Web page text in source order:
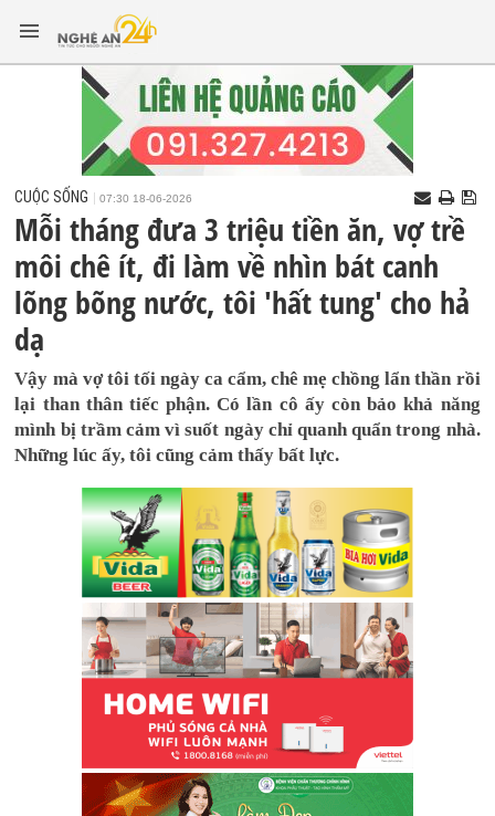
CUỘC SỐNG 07:30 18-06-2026
Mỗi tháng đưa 3 triệu tiền ăn, vợ trề
môi chê ít, đi làm về nhìn bát canh
lõng bõng nước, tôi 'hất tung' cho hả
dạ
Vậy mà vợ tôi tối ngày ca cẩm, chê mẹ chồng lẩn thần rồi
lại than thân tiếc phận. Có lần cô ấy còn bảo khả năng
mình bị trầm cảm vì suốt ngày chỉ quanh quẩn trong nhà.
Những lúc ấy, tôi cũng cảm thấy bất lực.